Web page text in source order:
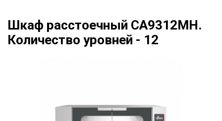
Шкаф расстоечный CA9312MH.
Количество уровней - 12